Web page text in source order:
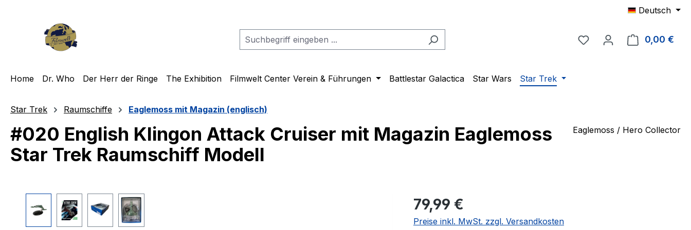
Deutsch
Du hast 0 Produkte auf
0,00 €
Home Dr. Who Der Herr der Ringe The Exhibition Filmwelt Center Verein & Führungen Battlestar Galactica Star Wars Star Trek
Star Trek Raumschiffe Eaglemoss mit Magazin (englisch)
#020 English Klingon Attack Cruiser mit Magazin Eaglemoss
Star Trek Raumschiff Modell
Eaglemoss / Hero Collector
Regulärer Preis:
79,99 €
Preise inkl. MwSt. zzgl. Versandkosten